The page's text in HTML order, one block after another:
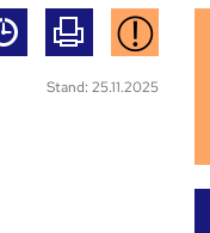
Stand: 25.11.2025